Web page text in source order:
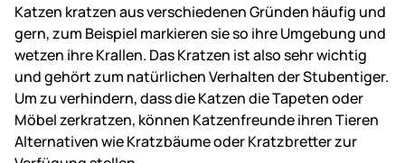
Katzen kratzen aus verschiedenen Gründen häufig und
gern, zum Beispiel markieren sie so ihre Umgebung und
wetzen ihre Krallen. Das Kratzen ist also sehr wichtig
und gehört zum natürlichen Verhalten der Stubentiger.
Um zu verhindern, dass die Katzen die Tapeten oder
Möbel zerkratzen, können Katzenfreunde ihren Tieren
Alternativen wie Kratzbäume oder Kratzbretter zur